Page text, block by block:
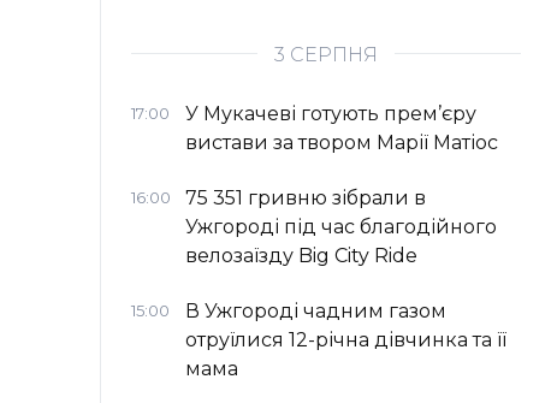
3 СЕРПНЯ
17:00
У Мукачеві готують прем’єру
вистави за твором Марії Матіос
16:00
75 351 гривню зібрали в
Ужгороді під час благодійного
велозаїзду Big Сity Ride
15:00
В Ужгороді чадним газом
отруїлися 12-річна дівчинка та її
мама